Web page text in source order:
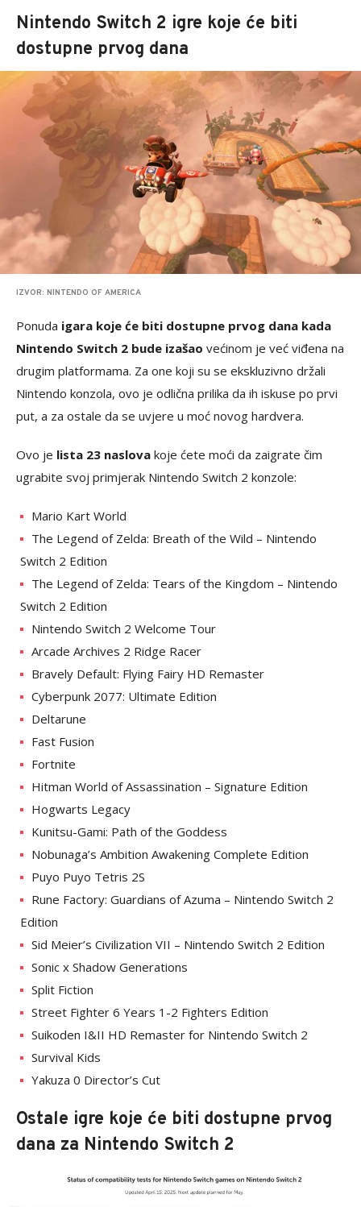
Nintendo Switch 2 igre koje će biti
dostupne prvog dana
IZVOR: NINTENDO OF AMERICA
Ponuda igara koje će biti dostupne prvog dana kada
Nintendo Switch 2 bude izašao većinom je već viđena na
drugim platformama. Za one koji su se ekskluzivno držali
Nintendo konzola, ovo je odlična prilika da ih iskuse po prvi
put, a za ostale da se uvjere u moć novog hardvera.
Ovo je lista 23 naslova koje ćete moći da zaigrate čim
ugrabite svoj primjerak Nintendo Switch 2 konzole:
Mario Kart World
The Legend of Zelda: Breath of the Wild – Nintendo
Switch 2 Edition
The Legend of Zelda: Tears of the Kingdom – Nintendo
Switch 2 Edition
Nintendo Switch 2 Welcome Tour
Arcade Archives 2 Ridge Racer
Bravely Default: Flying Fairy HD Remaster
Cyberpunk 2077: Ultimate Edition
Deltarune
Fast Fusion
Fortnite
Hitman World of Assassination – Signature Edition
Hogwarts Legacy
Kunitsu-Gami: Path of the Goddess
Nobunaga’s Ambition Awakening Complete Edition
Puyo Puyo Tetris 2S
Rune Factory: Guardians of Azuma – Nintendo Switch 2
Edition
Sid Meier’s Civilization VII – Nintendo Switch 2 Edition
Sonic x Shadow Generations
Split Fiction
Street Fighter 6 Years 1-2 Fighters Edition
Suikoden I&II HD Remaster for Nintendo Switch 2
Survival Kids
Yakuza 0 Director’s Cut
Ostale igre koje će biti dostupne prvog
dana za Nintendo Switch 2